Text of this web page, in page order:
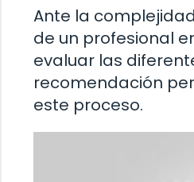
Ante la
de un profesional
evaluar las
recomendación
este proceso.